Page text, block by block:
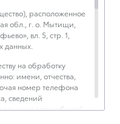
расположенное
обл., г. о. Мытищи,
вл. 5, стр. 1,
данных.
на обработку
имени, отчества,
номер телефона
сведений
к автомобилю(-